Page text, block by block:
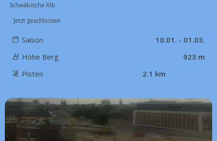
Schwäbische Alb
Jetzt geschlossen
Saison
10.01. - 01.03.
Höhe Berg
923 m
Pisten
2.1 km